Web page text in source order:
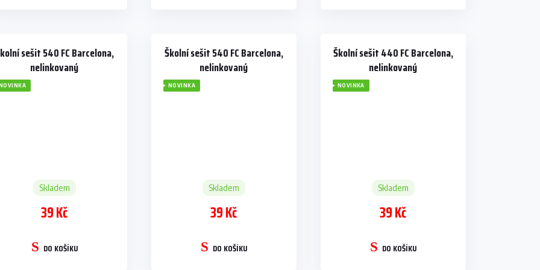
sešit 540 FC Barcelona,
nelinkovaný
Skladem
39 Kč
DO KOŠÍKU
Školní sešit 540 FC Barcelona,
nelinkovaný
NOVINKA
Skladem
39 Kč
DO KOŠÍKU
Školní sešit 440 FC Barcelona,
nelinkovaný
NOVINKA
Skladem
39 Kč
DO KOŠÍKU